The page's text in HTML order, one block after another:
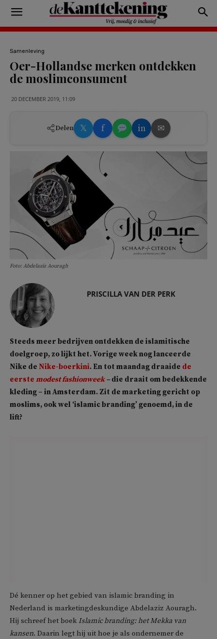
Samenleving
Oer-Hollandse merken ontdekken
de moslimconsument
20 DECEMBER 2019, 11:09
Delen 𝕏 f in ✉
Foto: Abdelaziz Aouragh
PRISCILLA VAN DER PERK
Steeds meer bedrijven ontdekken de islamitische
doelgroep, zo lijkt het. Vorige week nog lanceerde
Nike de Nike-boerkini. En tot maandag draaide de
eerste modest fashionweek–die draait om bedekkende
kleding – in Amsterdam. Zit de marketing gericht op
moslims, ook wel ‘islamic branding’ genoemd, in de
lift?
Dé kenner op het gebied van islamic branding in
Nederland is marketingdeskundige Abdelaziz Aouragh.
Hij schreef het boek Islamic branding: het Mekka van
kansen. Daarin legt hij uit hoe je als ondernemer de